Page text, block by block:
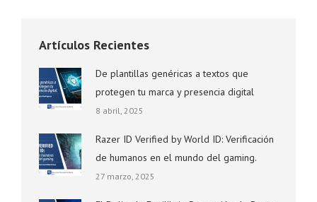
Artículos Recientes
De plantillas genéricas a textos que
protegen tu marca y presencia digital
8 abril, 2025
Razer ID Verified by World ID: Verificación
de humanos en el mundo del gaming.
27 marzo, 2025